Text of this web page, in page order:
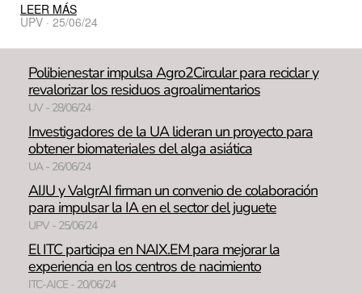
LEER MÁS
UPV · 25/06/24
Polibienestar impulsa Agro2Circular para reciclar y
revalorizar los residuos agroalimentarios
UV - 28/06/24
Investigadores de la UA lideran un proyecto para
obtener biomateriales del alga asiática
UA - 26/06/24
AIJU y ValgrAI firman un convenio de colaboración
para impulsar la IA en el sector del juguete
UPV - 25/06/24
El ITC participa en NAIX.EM para mejorar la
experiencia en los centros de nacimiento
ITC-AICE - 20/06/24